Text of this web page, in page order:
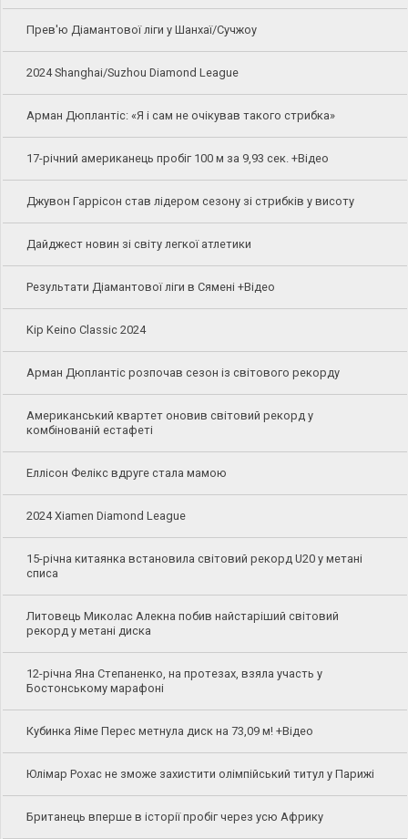
Прев'ю Діамантової ліги у Шанхаї/Сучжоу
2024 Shanghai/Suzhou Diamond League
Арман Дюплантіс: «Я і сам не очікував такого стрибка»
17-річний американець пробіг 100 м за 9,93 сек. +Відео
Джувон Гаррісон став лідером сезону зі стрибків у висоту
Дайджест новин зі світу легкої атлетики
Результати Діамантової ліги в Сямені +Відео
Kip Keino Classic 2024
Арман Дюплантіс розпочав сезон із світового рекорду
Американський квартет оновив світовий рекорд у
комбінованій естафеті
Еллісон Фелікс вдруге стала мамою
2024 Xiamen Diamond League
15-річна китаянка встановила світовий рекорд U20 у метані
списа
Литовець Миколас Алекна побив найстаріший світовий
рекорд у метані диска
12-річна Яна Степаненко, на протезах, взяла участь у
Бостонському марафоні
Кубинка Яіме Перес метнула диск на 73,09 м! +Відео
Юлімар Рохас не зможе захистити олімпійський титул у Парижі
Британець вперше в історії пробіг через усю Африку